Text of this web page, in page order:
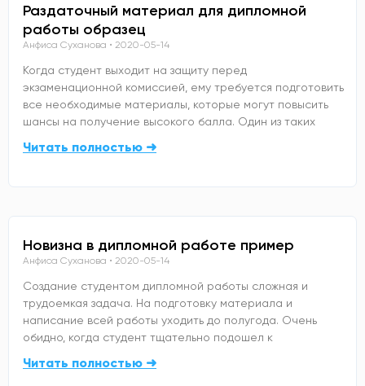
Раздаточный материал для дипломной
работы образец
Анфиса Суханова 2020-05-14
Когда студент выходит на защиту перед
экзаменационной комиссией, ему требуется подготовить
все необходимые материалы, которые могут повысить
шансы на получение высокого балла. Один из таких
Читать полностью ➜
Новизна в дипломной работе пример
Анфиса Суханова 2020-05-14
Создание студентом дипломной работы сложная и
трудоемкая задача. На подготовку материала и
написание всей работы уходить до полугода. Очень
обидно, когда студент тщательно подошел к
Читать полностью ➜